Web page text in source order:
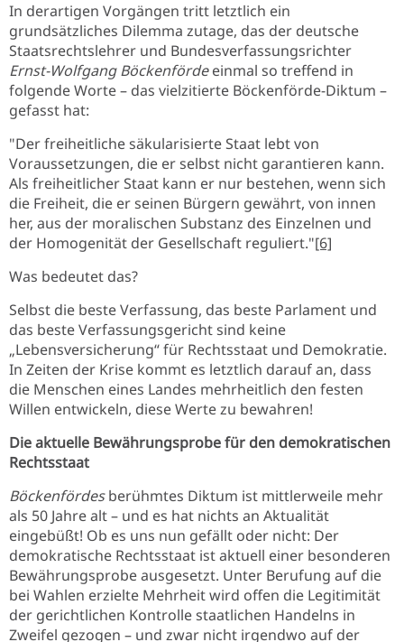
In derartigen Vorgängen tritt letztlich ein
grundsätzliches Dilemma zutage, das der deutsche
Staatsrechtslehrer und Bundesverfassungsrichter
Ernst-Wolfgang Böckenfördeeinmal so treffend in
folgende Worte – das vielzitierte Böckenförde-Diktum –
gefasst hat:
"Der freiheitliche säkularisierte Staat lebt von
Voraussetzungen, die er selbst nicht garantieren kann.
Als freiheitlicher Staat kann er nur bestehen, wenn sich
die Freiheit, die er seinen Bürgern gewährt, von innen
her, aus der moralischen Substanz des Einzelnen und
der Homogenität der Gesellschaft reguliert."[6]
Was bedeutet das?
Selbst die beste Verfassung, das beste Parlament und
das beste Verfassungsgericht sind keine
„Lebensversicherung“ für Rechtsstaat und Demokratie.
In Zeiten der Krise kommt es letztlich darauf an, dass
die Menschen eines Landes mehrheitlich den festen
Willen entwickeln, diese Werte zu bewahren!
Die aktuelle Bewährungsprobe für den demokratischen
Rechtsstaat
Böckenfördesberühmtes Diktum ist mittlerweile mehr
als 50 Jahre alt – und es hat nichts an Aktualität
eingebüßt! Ob es uns nun gefällt oder nicht: Der
demokratische Rechtsstaat ist aktuell einer besonderen
Bewährungsprobe ausgesetzt. Unter Berufung auf die
bei Wahlen erzielte Mehrheit wird offen die Legitimität
der gerichtlichen Kontrolle staatlichen Handelns in
Zweifel gezogen – und zwar nicht irgendwo auf der